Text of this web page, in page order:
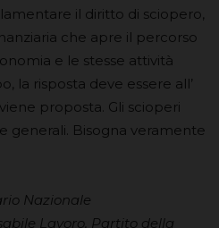
il diritto di sciopero,
che apre il percorso
e le stesse attività
la risposta deve essere all’
proposta. Gli scioperi
generali. Bisogna veramente
Nazionale
Lavoro, Partito della